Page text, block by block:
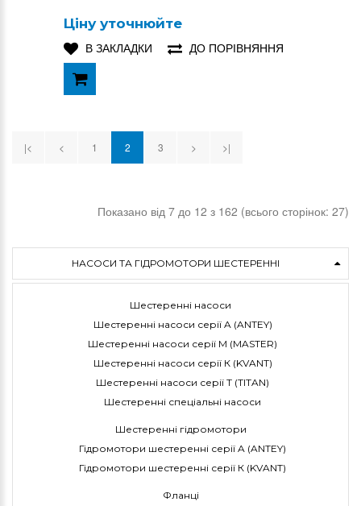
Ціну уточнюйте
В ЗАКЛАДКИ
ДО ПОРІВНЯННЯ
|< < 1 2 3 > >|
Показано від 7 до 12 з 162 (всього сторінок: 27)
НАСОСИ ТА ГІДРОМОТОРИ ШЕСТЕРЕННІ
Шестеренні насоси
Шестеренні насоси серії A (ANTEY)
Шестеренні насоси серії M (MASTER)
Шестеренні насоси серії К (KVANT)
Шестеренні насоси серії Т (TITAN)
Шестеренні спеціальні насоси
Шестеренні гідромотори
Гідромотори шестеренні серії A (ANTEY)
Гідромотори шестеренні серії К (KVANT)
Фланці